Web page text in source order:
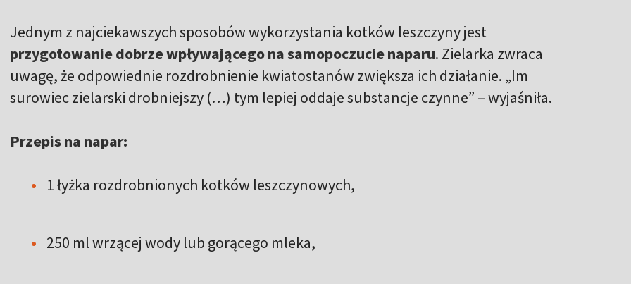
Jednym z najciekawszych sposobów wykorzystania kotków leszczyny jest
przygotowanie dobrze wpływającego na samopoczucie naparu. Zielarka zwraca
uwagę, że odpowiednie rozdrobnienie kwiatostanów zwiększa ich działanie. „Im
surowiec zielarski drobniejszy (…) tym lepiej oddaje substancje czynne” – wyjaśniła.
Przepis na napar:
1 łyżka rozdrobnionych kotków leszczynowych,
250 ml wrzącej wody lub gorącego mleka,